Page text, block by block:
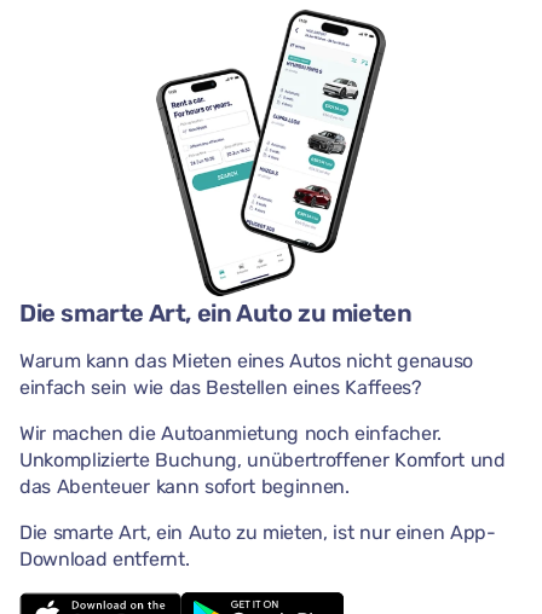
Die smarte Art, ein Auto zu mieten
Warum kann das Mieten eines Autos nicht genauso
einfach sein wie das Bestellen eines Kaffees?
Wir machen die Autoanmietung noch einfacher.
Unkomplizierte Buchung, unübertroffener Komfort und
das Abenteuer kann sofort beginnen.
Die smarte Art, ein Auto zu mieten, ist nur einen App-
Download entfernt.